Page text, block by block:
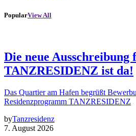
PopularView All
Die neue Ausschreibung
TANZRESIDENZ ist da!
Das Quartier am Hafen begrüßt
Residenzprogramm TANZRESIDENZ
byTanzresidenz
7. August 2026